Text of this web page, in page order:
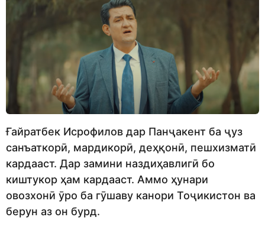
Ғайратбек Исрофилов дар Панҷакент ба ҷуз
санъаткорӣ, мардикорӣ, деҳқонӣ, пешхизматӣ
кардааст. Дар замини наздиҳавлигӣ бо
киштукор ҳам кардааст. Аммо ҳунари
овозхонӣ ӯро ба гӯшаву канори Тоҷикистон ва
берун аз он бурд.